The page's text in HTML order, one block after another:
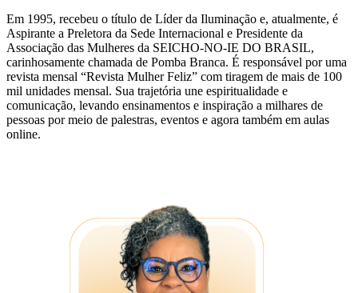
Em 1995, recebeu o título de Líder da Iluminação e, atualmente, é
Aspirante a Preletora da Sede Internacional e Presidente da
Associação das Mulheres da SEICHO-NO-IE DO BRASIL,
carinhosamente chamada de Pomba Branca. É responsável por uma
revista mensal “Revista Mulher Feliz” com tiragem de mais de 100
mil unidades mensal. Sua trajetória une espiritualidade e
comunicação, levando ensinamentos e inspiração a milhares de
pessoas por meio de palestras, eventos e agora também em aulas
online.